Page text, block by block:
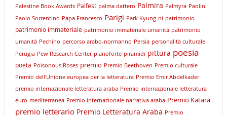
Palestine Book Awards Palfest palma dattero Palmira Palmyra Paolini
Paolo Sorrentino Papa Francesco Parigi Park Kyung-ni patrimonio
patrimonio immateriale patrimonio immateriale umanità patrimonio
umanità Pechino percorso arabo-normanno Persia personalità culturale
Perugia Pew Research Center pianoforte piramidi pittura poesia
poeta Poisonous Roses premio Premio Beethoven Premio culturale
Premio dell'Unione europea per la letteratura Premio Emir Abdelkader
premio internazionale letteratura araba Premio internazionale letteratura
euro-mediterranea Premio internazionale narrativa araba Premio Katara
premio letterario Premio Letteratura Araba Premio